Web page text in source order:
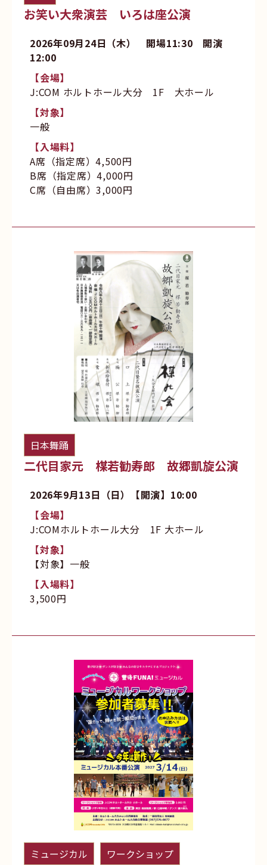
お笑い大衆演芸 いろは座公演
2026年09月24日（木） 開場11:30 開演
12:00
【会場】
J:COM ホルトホール大分 1F 大ホール
【対象】
一般
【入場料】
A席（指定席）4,500円
B席（指定席）4,000円
C席（自由席）3,000円
日本舞踊
二代目家元 楳若勧寿郎 故郷凱旋公演
2026年9月13日（日）【開演】10:00
【会場】
J:COMホルトホール大分 1F 大ホール
【対象】
【対象】一般
【入場料】
3,500円
ミュージカル ワークショップ